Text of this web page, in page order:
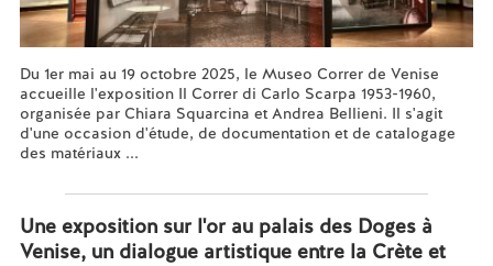
Du 1er mai au 19 octobre 2025, le Museo Correr de Venise
accueille l'exposition Il Correr di Carlo Scarpa 1953-1960,
organisée par Chiara Squarcina et Andrea Bellieni. Il s'agit
d'une occasion d'étude, de documentation et de catalogage
des matériaux ...
Une exposition sur l'or au palais des Doges à
Venise, un dialogue artistique entre la Crète et